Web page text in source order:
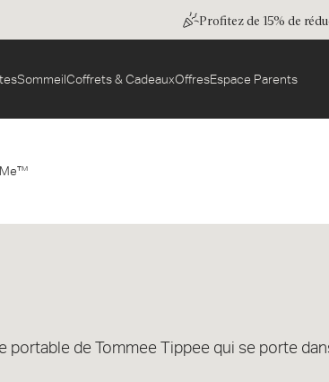
Profitez de 15% de
SommeilCoffrets & CadeauxOffresEspace Parents
Me™
de Tommee Tippee qui se porte